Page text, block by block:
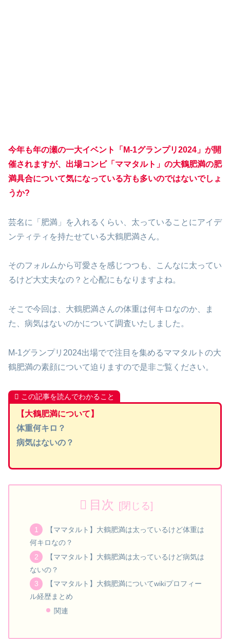
今年も年の瀬の一大イベント「M-1グランプリ2024」が開
催されますが、出場コンビ「ママタルト」の大鶴肥満の肥
満具合について気になっている方も多いのではないでしょ
うか?
芸名に「肥満」を入れるくらい、太っていることにアイデ
ンティティを持たせている大鶴肥満さん。
そのフォルムから可愛さを感じつつも、こんなに太ってい
るけど大丈夫なの？と心配にもなりますよね。
そこで今回は、大鶴肥満さんの体重は何キロなのか、ま
た、病気はないのかについて調査いたしました。
M-1グランプリ2024出場でで注目を集めるママタルトの大
鶴肥満の素顔について迫りますので是非ご覧ください。
この記事を読んでわかること
【大鶴肥満について】
体重何キロ？
病気はないの？
目次
【ママタルト】大鶴肥満は太っているけど体重は
何キロなの？
【ママタルト】大鶴肥満は太っているけど病気は
ないの？
【ママタルト】大鶴肥満についてwikiプロフィー
ル経歴まとめ
関連